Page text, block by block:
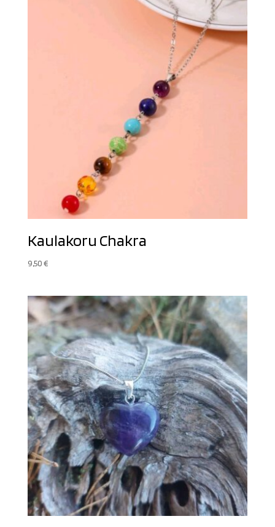
Kaulakoru Chakra
9,50€